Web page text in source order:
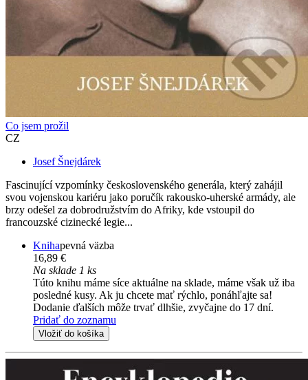
Co jsem prožil
CZ
Josef Šnejdárek
Fascinující vzpomínky československého generála, který zahájil
svou vojenskou kariéru jako poručík rakousko-uherské armády, ale
brzy odešel za dobrodružstvím do Afriky, kde vstoupil do
francouzské cizinecké legie...
Knihapevná väzba
16,89 €
Na sklade 1 ks
Túto knihu máme síce aktuálne na sklade, máme však už iba
posledné kusy. Ak ju chcete mať rýchlo, ponáhľajte sa!
Dodanie ďalších môže trvať dlhšie, zvyčajne do 17 dní.
Pridať do zoznamu
Vložiť do košíka